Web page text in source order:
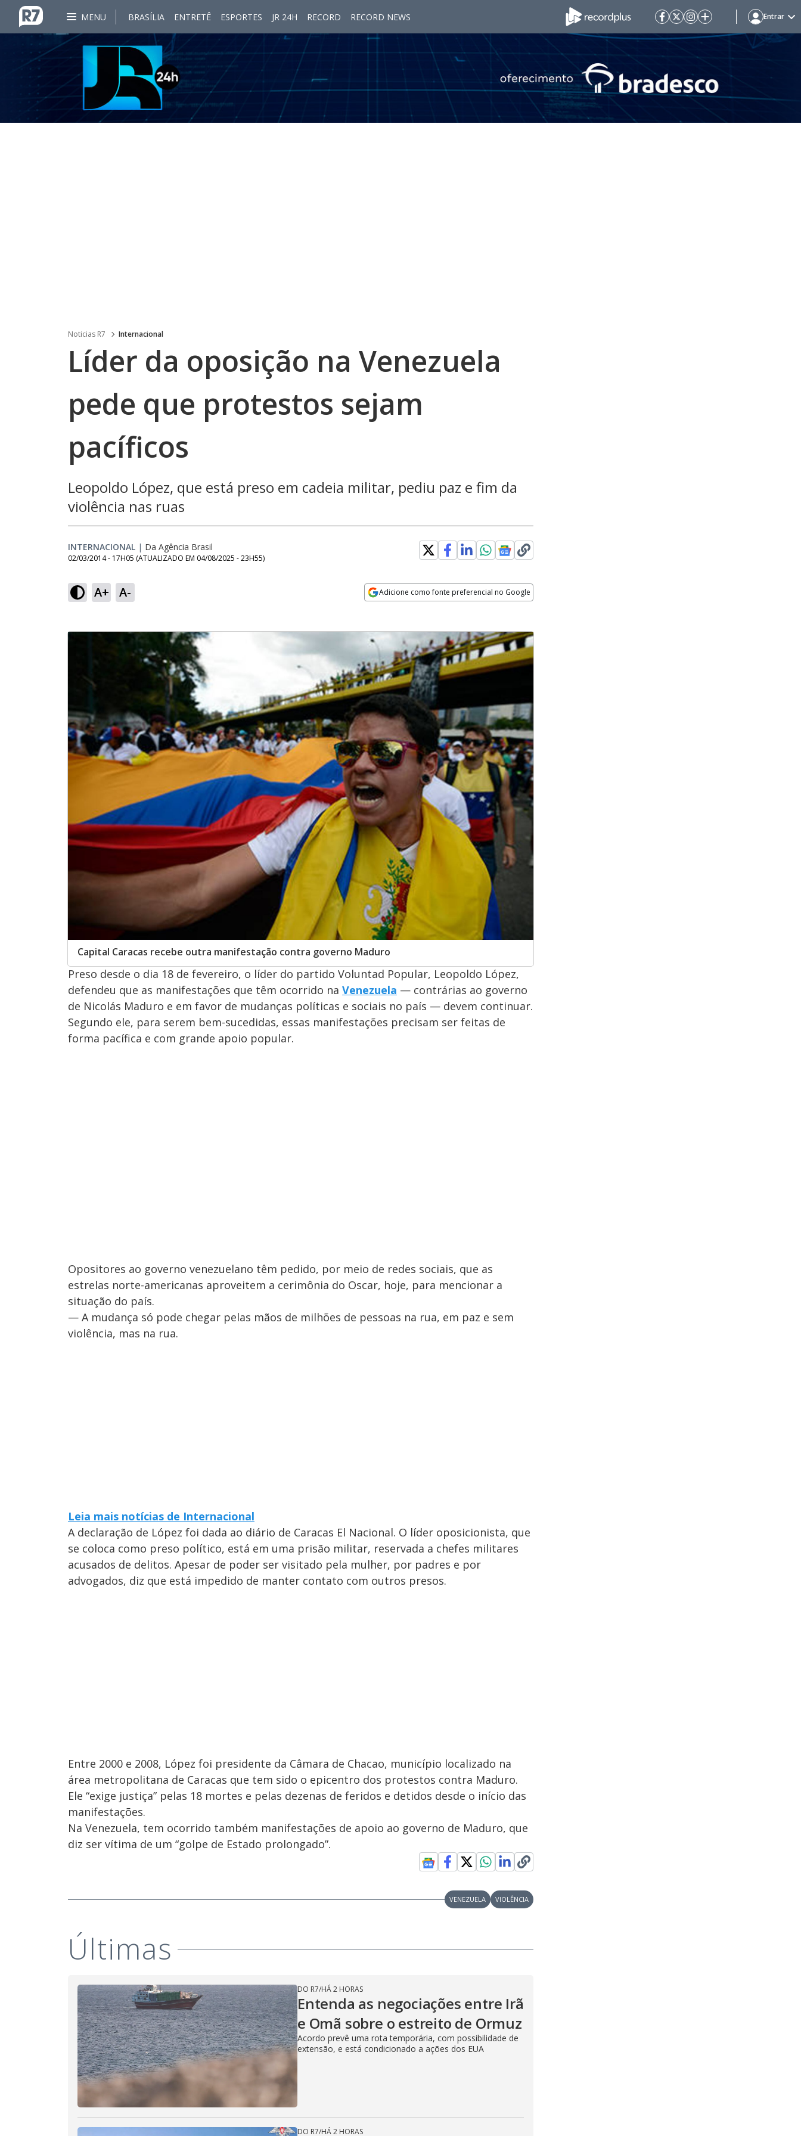
MENU BRASÍLIA ENTRETÊ ESPORTES JR 24H RECORD RECORD NEWS Entrar
Noticias R7 Internacional
Líder da oposição na Venezuela
pede que protestos sejam
pacíficos
Leopoldo López, que está preso em cadeia militar, pediu paz e fim da
violência nas ruas
INTERNACIONAL | Da Agência Brasil
02/03/2014 - 17H05 (ATUALIZADO EM 04/08/2025 - 23H55)
A+ A- Adicione como fonte preferencial no Google
Capital Caracas recebe outra manifestação contra governo Maduro
Preso desde o dia 18 de fevereiro, o líder do partido Voluntad Popular, Leopoldo López,
defendeu que as manifestações que têm ocorrido na Venezuela — contrárias ao governo
de Nicolás Maduro e em favor de mudanças políticas e sociais no país — devem continuar.
Segundo ele, para serem bem-sucedidas, essas manifestações precisam ser feitas de
forma pacífica e com grande apoio popular.
Opositores ao governo venezuelano têm pedido, por meio de redes sociais, que as
estrelas norte-americanas aproveitem a cerimônia do Oscar, hoje, para mencionar a
situação do país.
— A mudança só pode chegar pelas mãos de milhões de pessoas na rua, em paz e sem
violência, mas na rua.
Leia mais notícias de Internacional
A declaração de López foi dada ao diário de Caracas El Nacional. O líder oposicionista, que
se coloca como preso político, está em uma prisão militar, reservada a chefes militares
acusados de delitos. Apesar de poder ser visitado pela mulher, por padres e por
advogados, diz que está impedido de manter contato com outros presos.
Entre 2000 e 2008, López foi presidente da Câmara de Chacao, município localizado na
área metropolitana de Caracas que tem sido o epicentro dos protestos contra Maduro.
Ele “exige justiça” pelas 18 mortes e pelas dezenas de feridos e detidos desde o início das
manifestações.
Na Venezuela, tem ocorrido também manifestações de apoio ao governo de Maduro, que
diz ser vítima de um “golpe de Estado prolongado”.
VENEZUELA VIOLÊNCIA
Últimas
DO R7/HÁ 2 HORAS
Entenda as negociações entre Irã
e Omã sobre o estreito de Ormuz
Acordo prevê uma rota temporária, com possibilidade de
extensão, e está condicionado a ações dos EUA
DO R7/HÁ 2 HORAS